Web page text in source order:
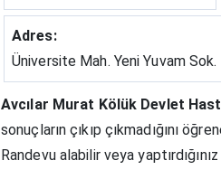
Adres:
Üniversite Mah. Yeni Yuvam Sok.
Avcılar Murat Kölük Devlet
sonuçların çıkıp çıkmadığını
Randevu alabilir veya